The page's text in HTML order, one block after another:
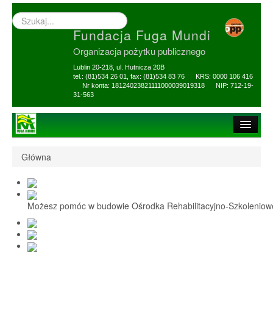
Wyszukiwarka
–
Fundacja Fuga Mundi
Organizacja pożytku publicznego
Lublin 20-218, ul. Hutnicza 20B
tel.: (81)534 26 01, fax: (81)534 83 76 KRS: 0000 106 416
Nr konta: 18124023821111000039019318 NIP: 712-19-
31-563
1,5% i darowizny
Nasi Beneficjenci
Ośrodek Reh-Szkol
Sprawozdania
Główna
Możesz pomóc w budowie Ośrodka Rehabilitacyjno-